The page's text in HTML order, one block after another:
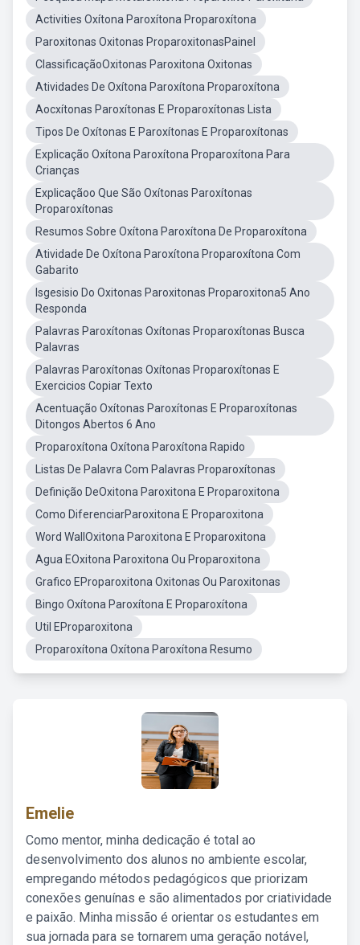
Activities Oxítona Paroxítona Proparoxítona
Paroxitonas Oxitonas ProparoxitonasPainel
ClassificaçãoOxitonas Paroxitona Oxitonas
Atividades De Oxítona Paroxítona Proparoxítona
Aocxítonas Paroxítonas E Proparoxítonas Lista
Tipos De Oxítonas E Paroxítonas E Proparoxítonas
Explicação Oxítona Paroxítona Proparoxítona Para
Crianças
Explicaçãoo Que São Oxítonas Paroxítonas
Proparoxítonas
Resumos Sobre Oxítona Paroxítona De Proparoxítona
Atividade De Oxítona Paroxítona Proparoxítona Com
Gabarito
Isgesisio Do Oxitonas Paroxitonas Proparoxitona5 Ano
Responda
Palavras Paroxítonas Oxítonas Proparoxítonas Busca
Palavras
Palavras Paroxítonas Oxítonas Proparoxítonas E
Exercicios Copiar Texto
Acentuação Oxítonas Paroxítonas E Proparoxítonas
Ditongos Abertos 6 Ano
Proparoxítona Oxítona Paroxítona Rapido
Listas De Palavra Com Palavras Proparoxítonas
Definição DeOxitona Paroxitona E Proparoxitona
Como DiferenciarParoxitona E Proparoxitona
Word WallOxitona Paroxitona E Proparoxitona
Agua EOxitona Paroxitona Ou Proparoxitona
Grafico EProparoxitona Oxitonas Ou Paroxitonas
Bingo Oxítona Paroxítona E Proparoxítona
Util EProparoxitona
Proparoxítona Oxítona Paroxítona Resumo
Emelie
Como mentor, minha dedicação é total ao
desenvolvimento dos alunos no ambiente escolar,
empregando métodos pedagógicos que priorizam
conexões genuínas e são alimentados por criatividade
e paixão. Minha missão é orientar os estudantes em
sua jornada para se tornarem uma geração notável,